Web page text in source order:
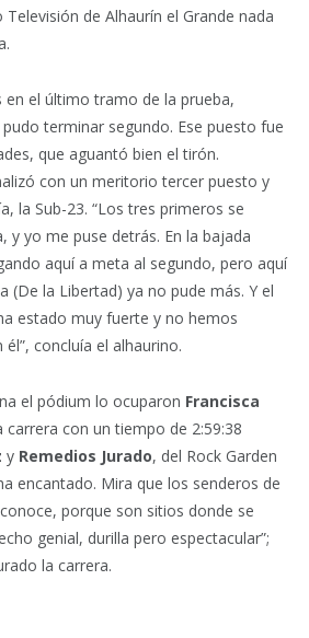
de Alhaurín el Grande nada
en el último tramo de la prueba,
terminar segundo. Ese puesto fue
que aguantó bien el tirón.
con un meritorio tercer puesto y
la Sub-23. “Los tres primeros se
y yo me puse detrás. En la bajada
aquí a meta al segundo, pero aquí
(De la Libertad) ya no pude más. Y el
estado muy fuerte y no hemos
concluía el alhaurino.
el pódium lo ocuparon Francisca
carrera con un tiempo de 2:59:38
y Remedios Jurado, del Rock Garden
encantado. Mira que los senderos de
porque son sitios donde se
genial, durilla pero espectacular”;
la carrera.